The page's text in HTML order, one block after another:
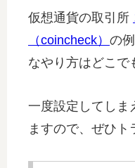
仮想通貨の取引所
（coincheck） の
なやり方はどこで
一度設定してしま
ますので、ぜひト